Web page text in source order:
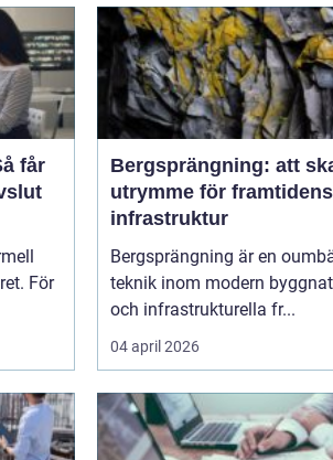
får
För
Bergsprängning: att
utrymme för framtidens
infrastruktur
Bergsprängning är en
teknik inom modern
och infrastrukturella fr...
04 april 2026